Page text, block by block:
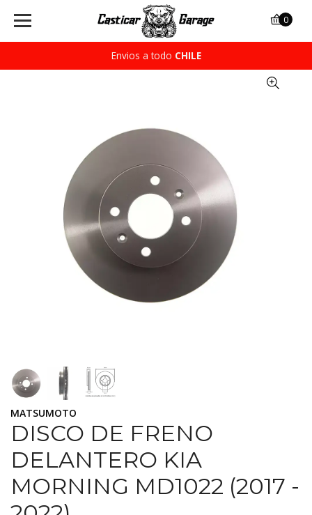
Envios a todo CHILE
0
MATSUMOTO
DISCO DE FRENO
DELANTERO KIA
MORNING MD1022 (2017 -